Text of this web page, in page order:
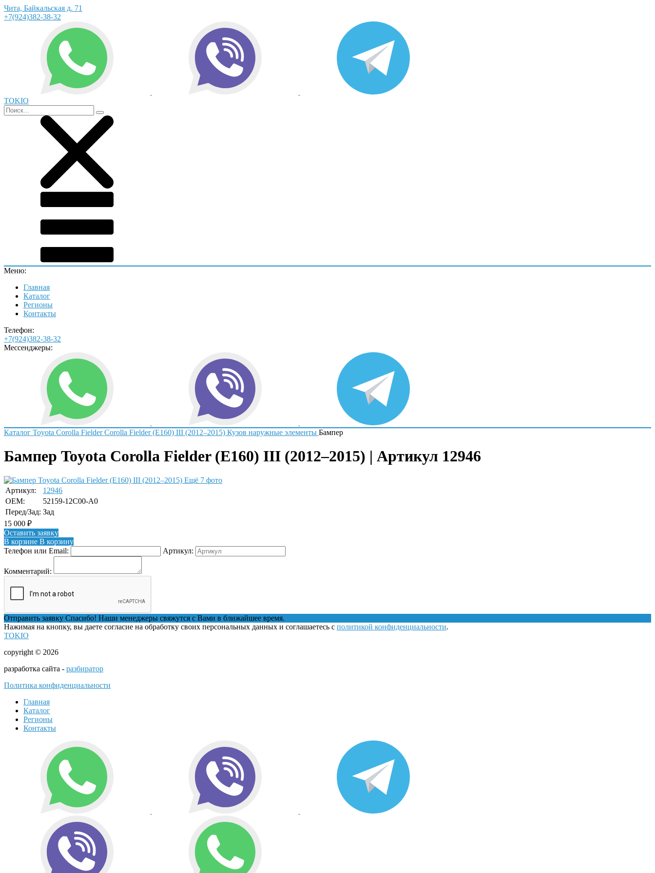
Чита, Байкальская д. 71
+7(924)382-38-32
TOKIO
Меню:
Главная
Каталог
Регионы
Контакты
Телефон:
+7(924)382-38-32
Мессенджеры:
Каталог Toyota Corolla Fielder Corolla Fielder (E160) III (2012–2015) Кузов наружные элементы Бампер
Бампер Toyota Corolla Fielder (E160) III (2012–2015) | Артикул 12946
Ещё 7 фото
Артикул:
12946
OEM:
52159-12C00-A0
Перед/Зад: Зад
15 000 ₽
Оставить заявку
В корзине В корзину
Телефон или Email:
Артикул:
Комментарий:
Отправить заявку Спасибо! Наши менеджеры свяжутся с Вами в ближайшее время.
Нажимая на кнопку, вы даете согласие на обработку своих персональных данных и соглашаетесь с политикой конфиденциальности.
TOKIO
copyright © 2026
разработка сайта - разбиратор
Политика конфиденциальности
Главная
Каталог
Регионы
Контакты